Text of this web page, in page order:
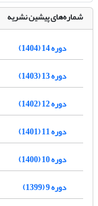
شماره‌های پیشین نشریه
دوره 14 (1404)
دوره 13 (1403)
دوره 12 (1402)
دوره 11 (1401)
دوره 10 (1400)
دوره 9 (1399)